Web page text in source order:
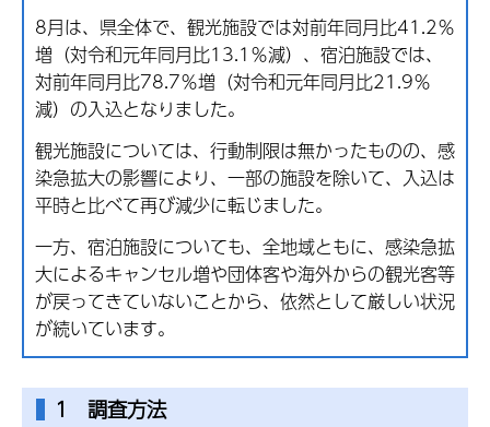
8月は、県全体で、観光施設では対前年同月比41.2％
増（対令和元年同月比13.1％減）、宿泊施設では、
対前年同月比78.7％増（対令和元年同月比21.9％
減）の入込となりました。
観光施設については、行動制限は無かったものの、感
染急拡大の影響により、一部の施設を除いて、入込は
平時と比べて再び減少に転じました。
一方、宿泊施設についても、全地域ともに、感染急拡
大によるキャンセル増や団体客や海外からの観光客等
が戻ってきていないことから、依然として厳しい状況
が続いています。
1 調査方法